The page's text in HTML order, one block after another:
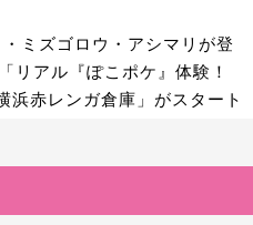
ミズゴロウ・アシマリが登
リアル『ぽこポケ』体験！
浜赤レンガ倉庫」がスタート